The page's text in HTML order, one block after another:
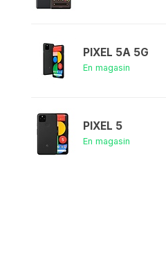
PIXEL 5A 5G
En magasin
PIXEL 5
En magasin